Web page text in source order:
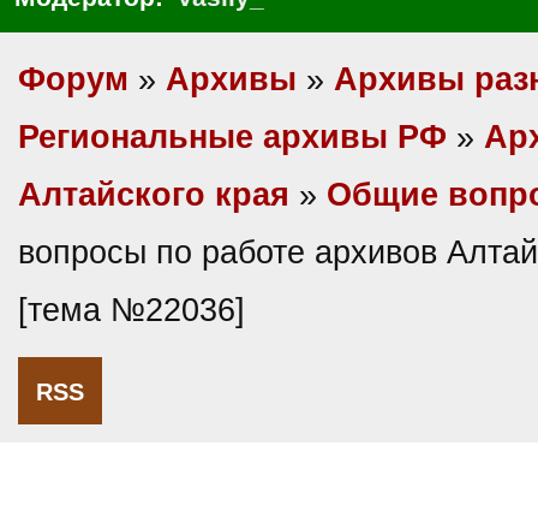
Форум » Архивы » Архивы
Региональные архивы РФ »
Алтайского края » Общие
вопросы по работе архивов
[тема №22036]
RSS